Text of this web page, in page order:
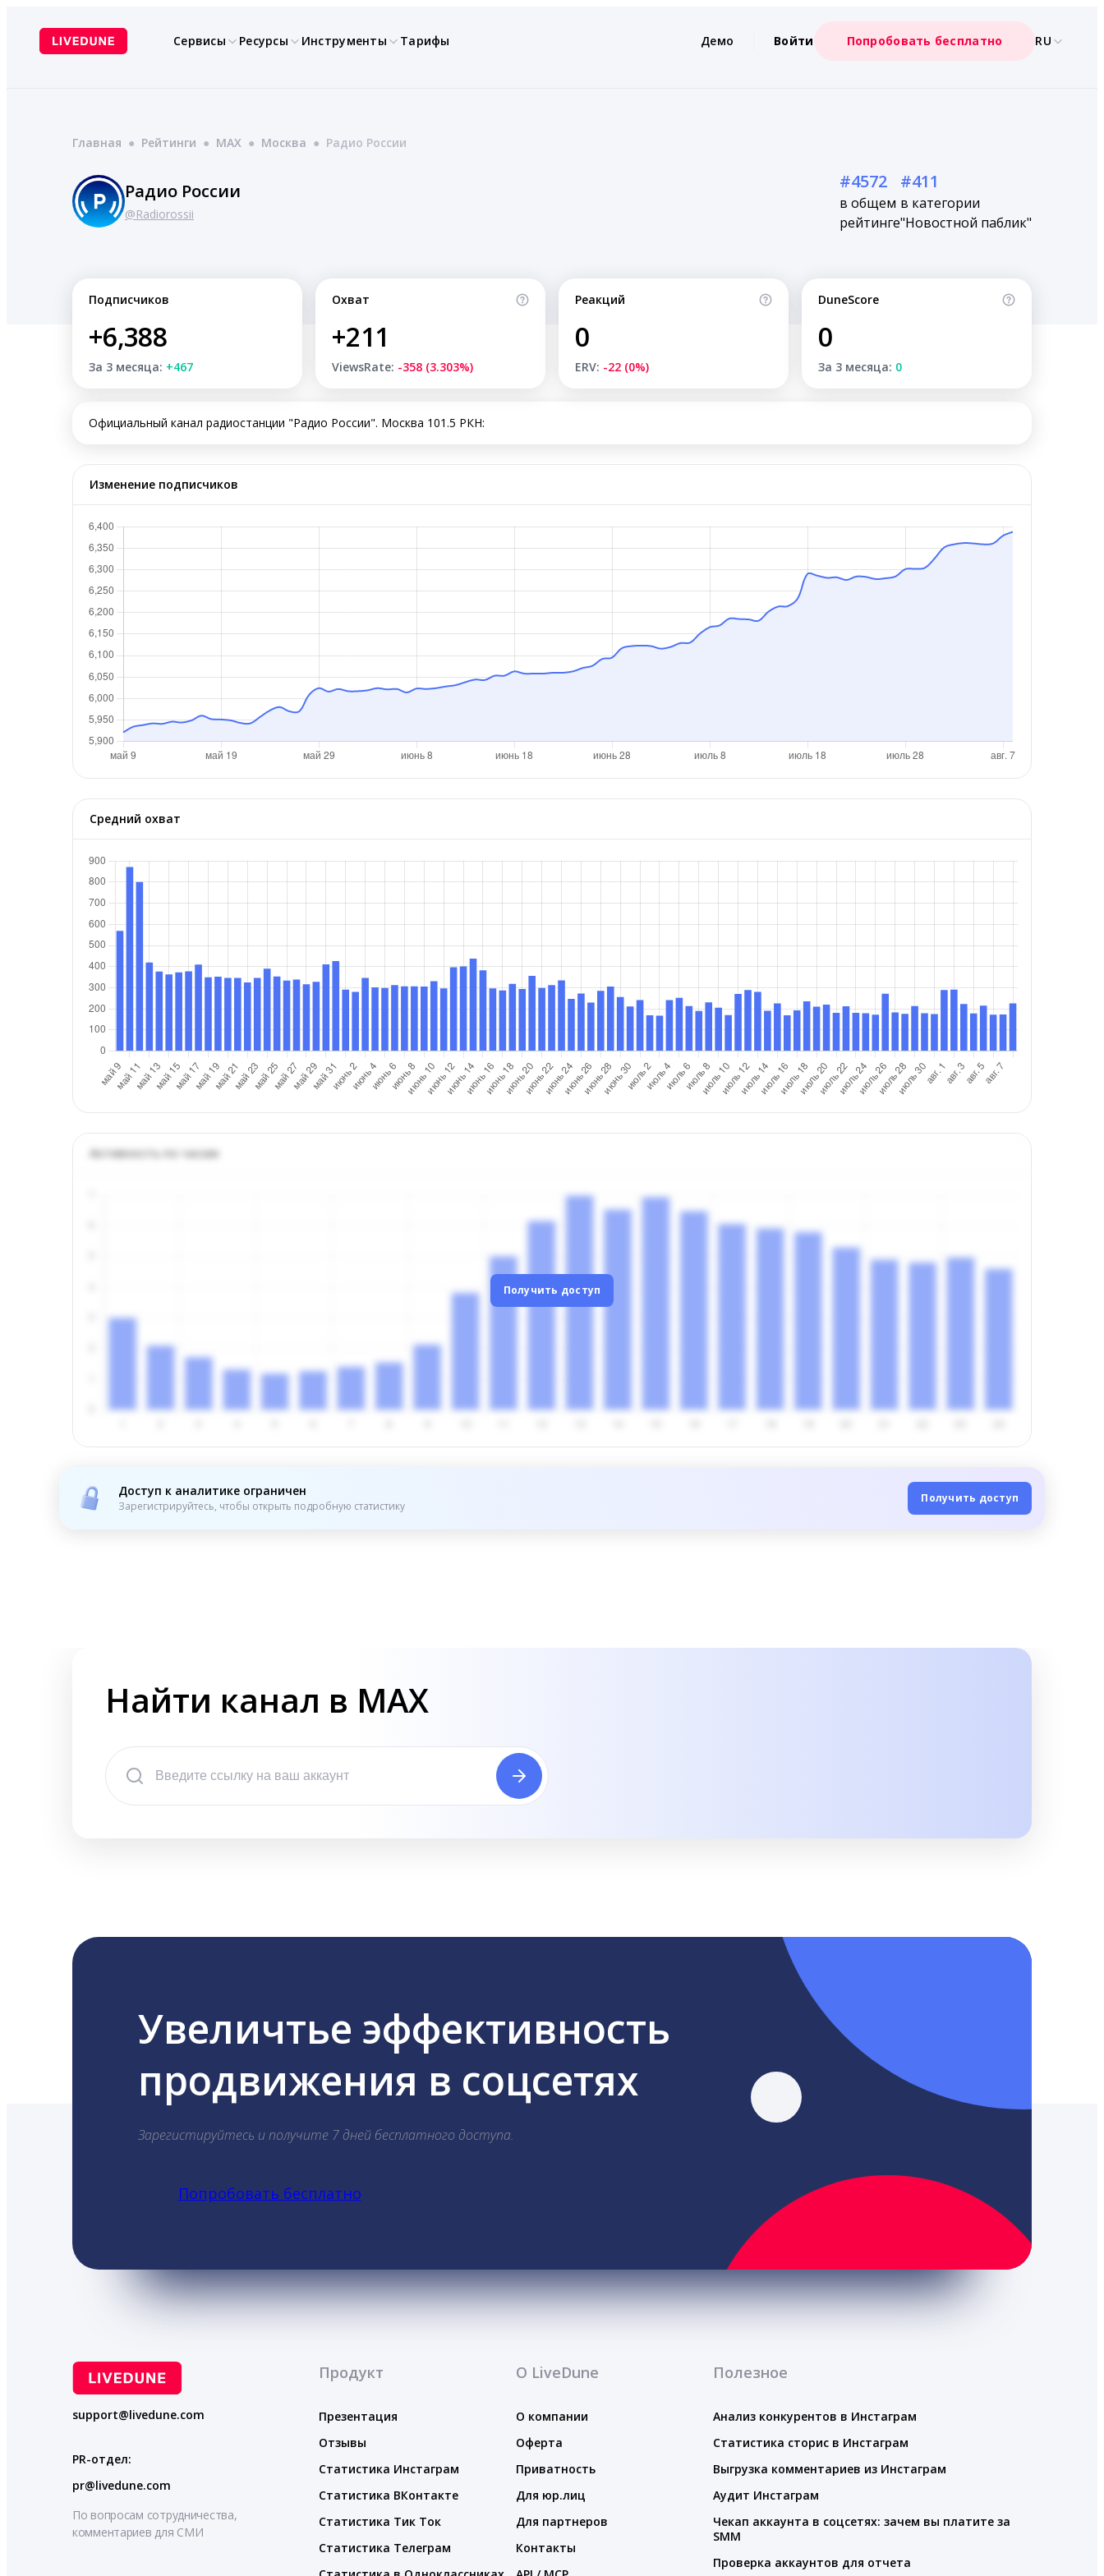
содержимому
Сервисы Ресурсы Инструменты Тарифы Демо Войти Попробовать бесплатно RU
Главная ● Рейтинги ● MAX ● Москва ● Радио России
Радио России
@Radiorossii
#4572
в общем
рейтинге
#411
в категории
"Новостной паблик"
Подписчиков
+6,388
За 3 месяца: +467
Охват
+211
ViewsRate: -358 (3.303%)
Реакций
0
ERV: -22 (0%)
DuneScore
0
За 3 месяца: 0
Официальный канал радиостанции "Радио России". Москва 101.5 РКН:
Изменение подписчиков
Средний охват
Активность по часам
Получить доступ
Доступ к аналитике ограничен
Зарегистрируйтесь, чтобы открыть подробную статистику
Получить доступ
Найти канал в MAX
Увеличтье эффективность
продвижения в соцсетях
Зарегистируйтесь и получите 7 дней бесплатного доступа.
Попробовать бесплатно
support@livedune.com
PR-отдел:
pr@livedune.com
По вопросам сотрудничества,
комментариев для СМИ
Продукт
Презентация
Отзывы
Статистика Инстаграм
Статистика ВКонтакте
Статистика Тик Ток
Статистика Телеграм
О LiveDune
О компании
Оферта
Приватность
Для юр.лиц
Для партнеров
Контакты
Полезное
Анализ конкурентов в Инстаграм
Статистика сторис в Инстаграм
Выгрузка комментариев из Инстаграм
Аудит Инстаграм
Чекап аккаунта в соцсетях: зачем вы платите за
SMM
Проверка аккаунтов для отчета